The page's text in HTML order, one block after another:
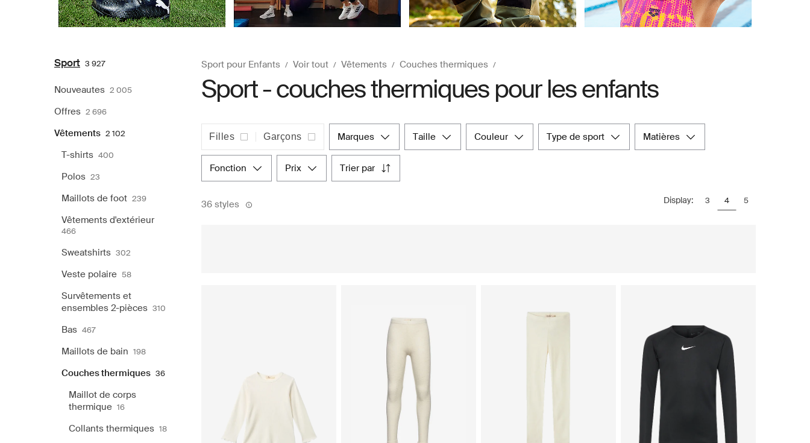
Sport 3 927
Nouveautes 2 005
Offres 2 696
Vêtements 2 102
T-shirts 400
Polos 23
Maillots de foot 239
Vêtements d'extérieur
466
Sweatshirts 302
Veste polaire 58
Survêtements et
ensembles 2-pièces 310
Bas 467
Maillots de bain 198
Couches thermiques 36
Maillot de corps
thermique 16
Collants thermiques 18
Sport pour Enfants Voir tout Vêtements Couches thermiques
Sport - couches thermiques pour les enfants
Filles Garçons marques taille couleur type de sport matières
fonction prix trier par
36 styles Display: 3 4 5